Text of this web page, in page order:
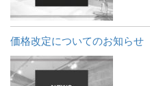
価格改定についてのお知らせ